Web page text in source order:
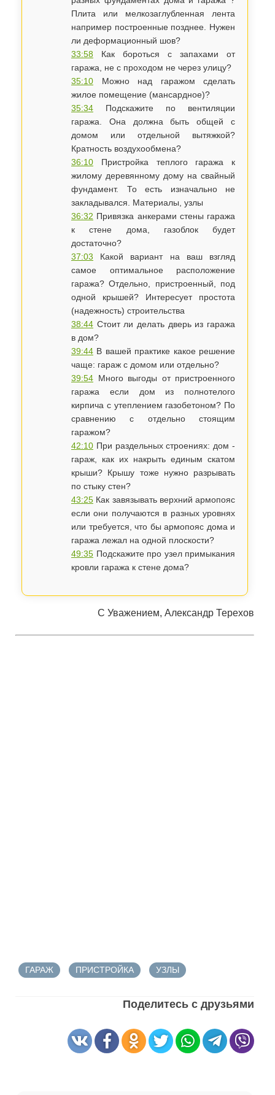
Плита или мелкозаглубленная лента
например построенные позднее. Нужен
ли деформационный шов?
33:58 Как бороться с запахами от
гаража, не с проходом не через улицу?
35:10 Можно над гаражом сделать
жилое помещение (мансардное)?
35:34 Подскажите по вентиляции
гаража. Она должна быть общей с
домом или отдельной вытяжкой?
Кратность воздухообмена?
36:10 Пристройка теплого гаража к
жилому деревянному дому на свайный
фундамент. То есть изначально не
закладывался. Материалы, узлы
36:32 Привязка анкерами стены гаража
к стене дома, газоблок будет
достаточно?
37:03 Какой вариант на ваш взгляд
самое оптимальное расположение
гаража? Отдельно, пристроенный, под
одной крышей? Интересует простота
(надежность) строительства
38:44 Стоит ли делать дверь из гаража
в дом?
39:44 В вашей практике какое решение
чаще: гараж с домом или отдельно?
39:54 Много выгоды от пристроенного
гаража если дом из полнотелого
кирпича с утеплением газобетоном? По
сравнению с отдельно стоящим
гаражом?
42:10 При раздельных строениях: дом -
гараж, как их накрыть единым скатом
крыши? Крышу тоже нужно разрывать
по стыку стен?
43:25 Как завязывать верхний армопояс
если они получаются в разных уровнях
или требуется, что бы армопояс дома и
гаража лежал на одной плоскости?
49:35 Подскажите про узел примыкания
кровли гаража к стене дома?
С Уважением, Александр Терехов
ГАРАЖ ПРИСТРОЙКА УЗЛЫ
Поделитесь с друзьями